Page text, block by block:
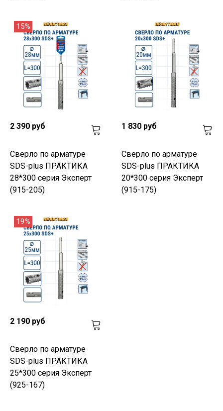
15%
2 390 руб
Сверло по арматуре
SDS-plus ПРАКТИКА
28*300 серия Эксперт
(915-205)
1 830 руб
Сверло по арматуре
SDS-plus ПРАКТИКА
20*300 серия Эксперт
(915-175)
19%
2 190 руб
Сверло по арматуре
SDS-plus ПРАКТИКА
25*300 серия Эксперт
(925-167)